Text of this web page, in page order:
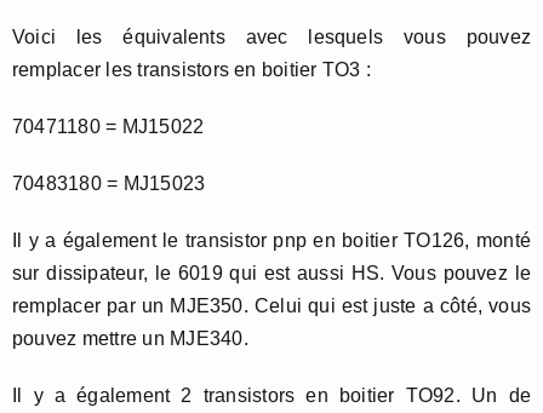
Voici les équivalents avec lesquels vous pouvez
remplacer les transistors en boitier TO3 :
70471180 = MJ15022
70483180 = MJ15023
Il y a également le transistor pnp en boitier TO126, monté
sur dissipateur, le 6019 qui est aussi HS. Vous pouvez le
remplacer par un MJE350. Celui qui est juste a côté, vous
pouvez mettre un MJE340.
Il y a également 2 transistors en boitier TO92. Un de